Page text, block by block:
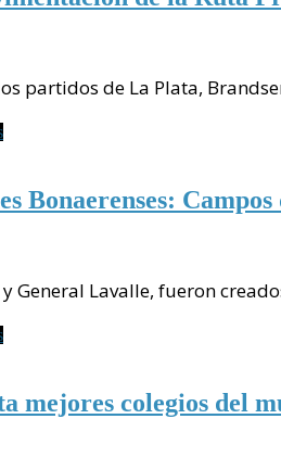
partidos de La Plata,
Bonaerenses:
General Lavalle, fueron
mejores colegios del